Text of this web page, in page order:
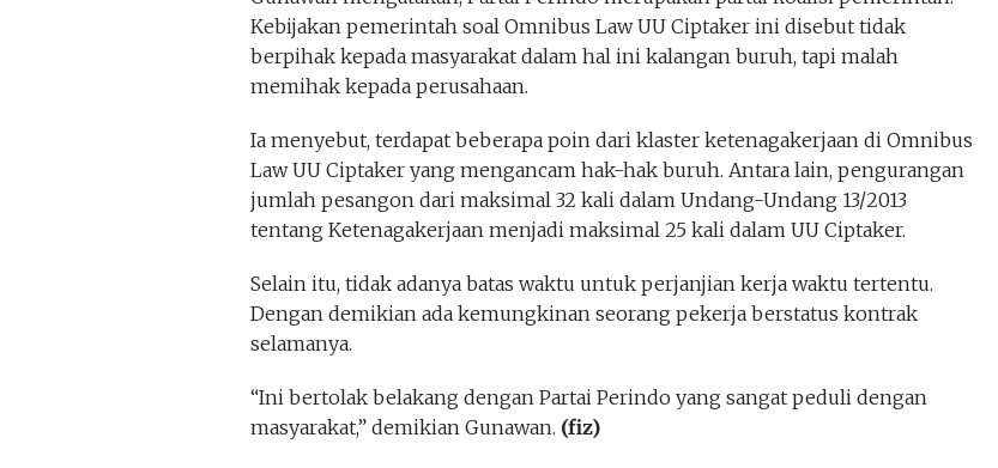
Kebijakan pemerintah soal Omnibus Law UU Ciptaker ini disebut tidak
berpihak kepada masyarakat dalam hal ini kalangan buruh, tapi malah
memihak kepada perusahaan.
Ia menyebut, terdapat beberapa poin dari klaster ketenagakerjaan di Omnibus
Law UU Ciptaker yang mengancam hak-hak buruh. Antara lain, pengurangan
jumlah pesangon dari maksimal 32 kali dalam Undang-Undang 13/2013
tentang Ketenagakerjaan menjadi maksimal 25 kali dalam UU Ciptaker.
Selain itu, tidak adanya batas waktu untuk perjanjian kerja waktu tertentu.
Dengan demikian ada kemungkinan seorang pekerja berstatus kontrak
selamanya.
“Ini bertolak belakang dengan Partai Perindo yang sangat peduli dengan
masyarakat,” demikian Gunawan. (fiz)